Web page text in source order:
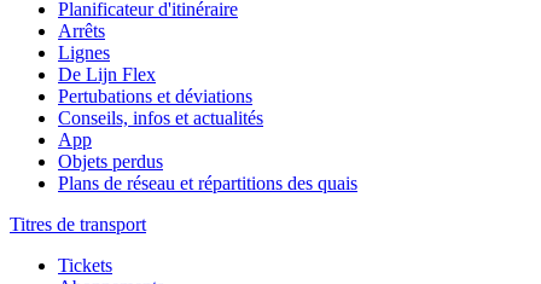
Planificateur d'itinéraire
Arrêts
Lignes
De Lijn Flex
Pertubations et déviations
Conseils, infos et actualités
App
Objets perdus
Plans de réseau et répartitions des quais
Titres de transport
Tickets